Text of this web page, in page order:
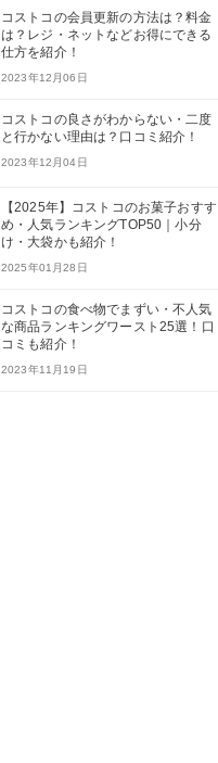
コストコの会員更新の方法は？料金
は？レジ・ネットなどお得にできる
仕方を紹介！
2023年12月06日
コストコの良さがわからない・二度
と行かない理由は？口コミ紹介！
2023年12月04日
【2025年】コストコのお菓子おすす
め・人気ランキングTOP50｜小分
け・大袋かも紹介！
2025年01月28日
コストコの食べ物でまずい・不人気
な商品ランキングワースト25選！口
コミも紹介！
2023年11月19日